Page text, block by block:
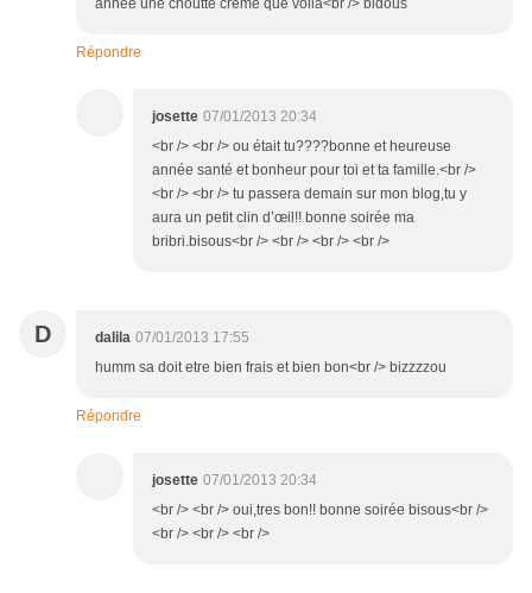
année une choutte creme que voila<br /> bidous
Répondre
josette 07/01/2013 20:34
<br /> <br /> ou était tu????bonne et heureuse
année santé et bonheur pour toi et ta famille.<br />
<br /> <br /> tu passera demain sur mon blog,tu y
aura un petit clin d’œil!! bonne soirée ma
bribri.bisous<br /> <br /> <br /> <br />
D dalila 07/01/2013 17:55
humm sa doit etre bien frais et bien bon<br /> bizzzzou
Répondre
josette 07/01/2013 20:34
<br /> <br /> oui,tres bon!! bonne soirée bisous<br />
<br /> <br /> <br />